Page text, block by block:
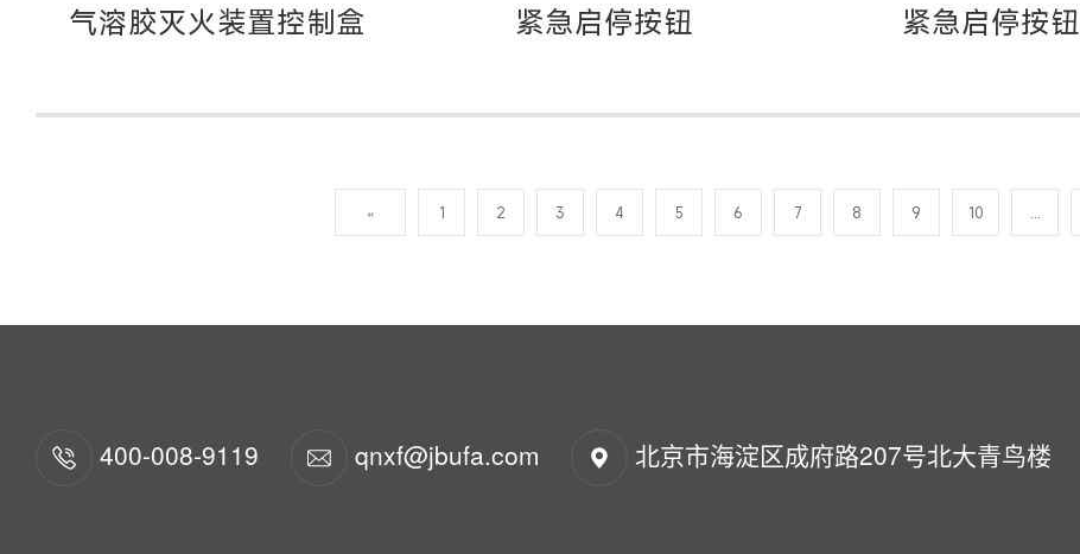
气溶胶灭火装置控制盒 紧急启停按钮 紧急启停按钮
« 1 2 3 4 5 6 7 8 9 10
400-008-9119 qnxf@jbufa.com 北京市海淀区成府路207号北大青鸟楼